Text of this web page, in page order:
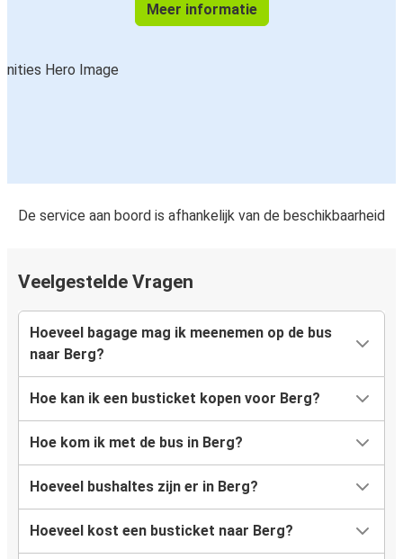
Meer informatie
De service aan boord is afhankelijk van de beschikbaarheid
Veelgestelde Vragen
Hoeveel bagage mag ik meenemen op de bus
naar Berg?
Hoe kan ik een busticket kopen voor Berg?
Hoe kom ik met de bus in Berg?
Hoeveel bushaltes zijn er in Berg?
Hoeveel kost een busticket naar Berg?